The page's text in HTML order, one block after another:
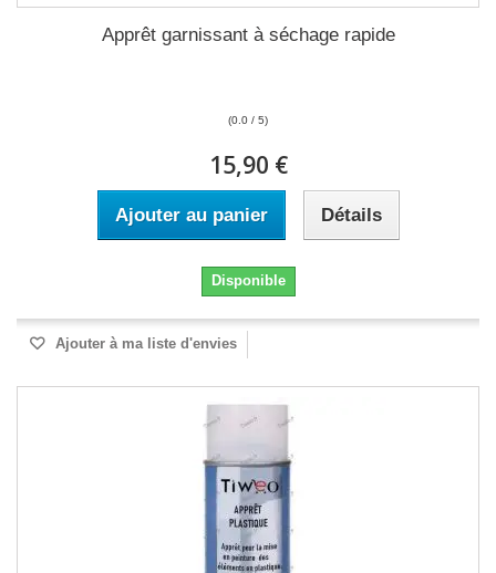
Apprêt garnissant à séchage rapide
(0.0 / 5)
15,90 €
Ajouter au panier Détails
Disponible
Ajouter à ma liste d'envies